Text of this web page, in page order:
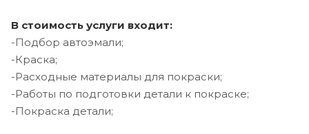
В стоимость услуги входит:
-Подбор автоэмали;
-Краска;
-Расходные материалы для покраски;
-Работы по подготовки детали к покраске;
-Покраска детали;